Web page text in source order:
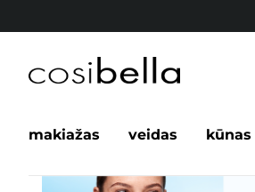
makiažas veidas kūnas